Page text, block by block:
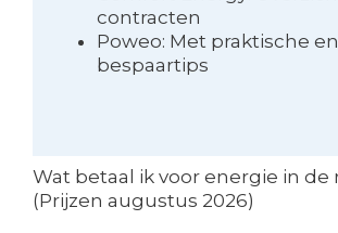
contracten
Poweo: Met praktische
bespaartips
Wat betaal ik voor energie in de
(Prijzen augustus 2026)